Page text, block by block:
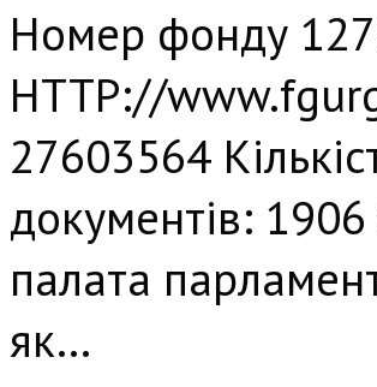
Номер фонду
HTTP://
27603564
документів:
палата
як…